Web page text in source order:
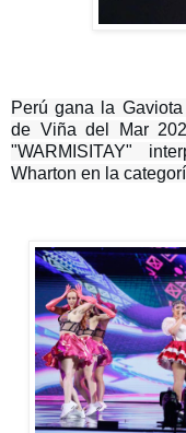
Perú gana la
de Viña del Mar
"WARMISITAY"
Wharton en la